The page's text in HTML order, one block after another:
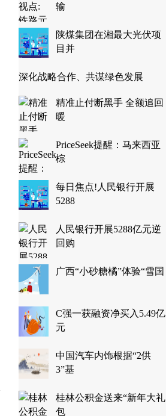
输
陕煤集团在湘最大光伏项
目并
深化战略合作、共谋绿色发展
精准止付断黑手 全额追回
暖
PriceSeek提醒：马来西亚
棕
每日焦点!人民银行开展
5288
人民银行开展5288亿元逆
回购
广西“小砂糖橘”体验“雪国
C强一获融资净买入5.49亿
元
中国汽车内饰根据“2供
3”基
桂林公积金送来“新年大礼
包